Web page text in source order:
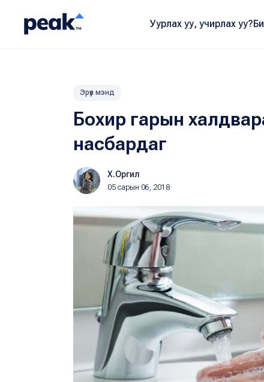
Уурлах уу, учирлах уу?
Эрүүл мэнд
Бохир гарын
насбардаг
Х.Оргил
05 сарын 06, 2018